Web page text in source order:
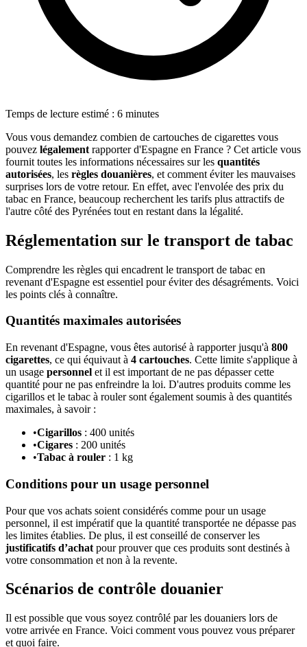
Temps de lecture estimé : 6 minutes
Vous vous demandez combien de cartouches de cigarettes vous
pouvez légalement rapporter d'Espagne en France ? Cet article vous
fournit toutes les informations nécessaires sur les quantités
autorisées, les règles douanières, et comment éviter les mauvaises
surprises lors de votre retour. En effet, avec l'envolée des prix du
tabac en France, beaucoup recherchent les tarifs plus attractifs de
l'autre côté des Pyrénées tout en restant dans la légalité.
Réglementation sur le transport de tabac
Comprendre les règles qui encadrent le transport de tabac en
revenant d'Espagne est essentiel pour éviter des désagréments. Voici
les points clés à connaître.
Quantités maximales autorisées
En revenant d'Espagne, vous êtes autorisé à rapporter jusqu'à 800
cigarettes, ce qui équivaut à 4 cartouches. Cette limite s'applique à
un usage personnel et il est important de ne pas dépasser cette
quantité pour ne pas enfreindre la loi. D'autres produits comme les
cigarillos et le tabac à rouler sont également soumis à des quantités
maximales, à savoir :
•Cigarillos : 400 unités
•Cigares : 200 unités
•Tabac à rouler : 1 kg
Conditions pour un usage personnel
Pour que vos achats soient considérés comme pour un usage
personnel, il est impératif que la quantité transportée ne dépasse pas
les limites établies. De plus, il est conseillé de conserver les
justificatifs d’achat pour prouver que ces produits sont destinés à
votre consommation et non à la revente.
Scénarios de contrôle douanier
Il est possible que vous soyez contrôlé par les douaniers lors de
votre arrivée en France. Voici comment vous pouvez vous préparer
et quoi faire.